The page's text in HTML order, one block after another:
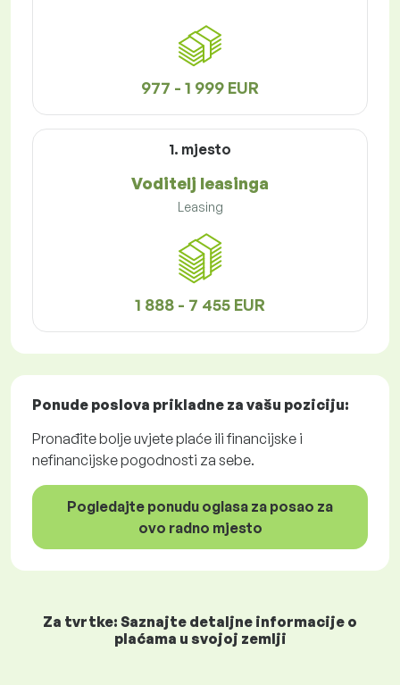
977 - 1 999 EUR
1. mjesto
Voditelj leasinga
Leasing
1 888 - 7 455 EUR
Ponude poslova prikladne za vašu poziciju:
Pronađite bolje uvjete plaće ili financijske i
nefinancijske pogodnosti za sebe.
Pogledajte ponudu oglasa za posao za
ovo radno mjesto
Za tvrtke: Saznajte detaljne informacije o
plaćama u svojoj zemlji